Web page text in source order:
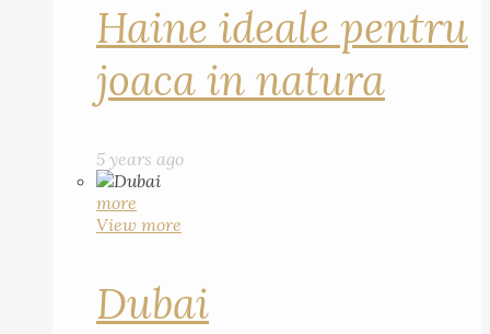
Haine ideale pentru
joaca in natura
5 years ago
more
View more
Dubai